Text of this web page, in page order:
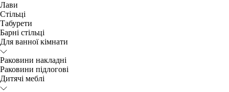
Лави
Стільці
Табурети
Барні стільці
Для ванної кімнати
Раковини накладні
Раковини підлогові
Дитячі меблі